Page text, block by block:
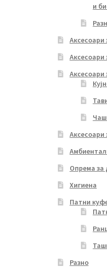
и
Аксесоари
Аксесоари
Аксесоари
Аксесоари
Опрема за
Хигиена
Патни
Разно